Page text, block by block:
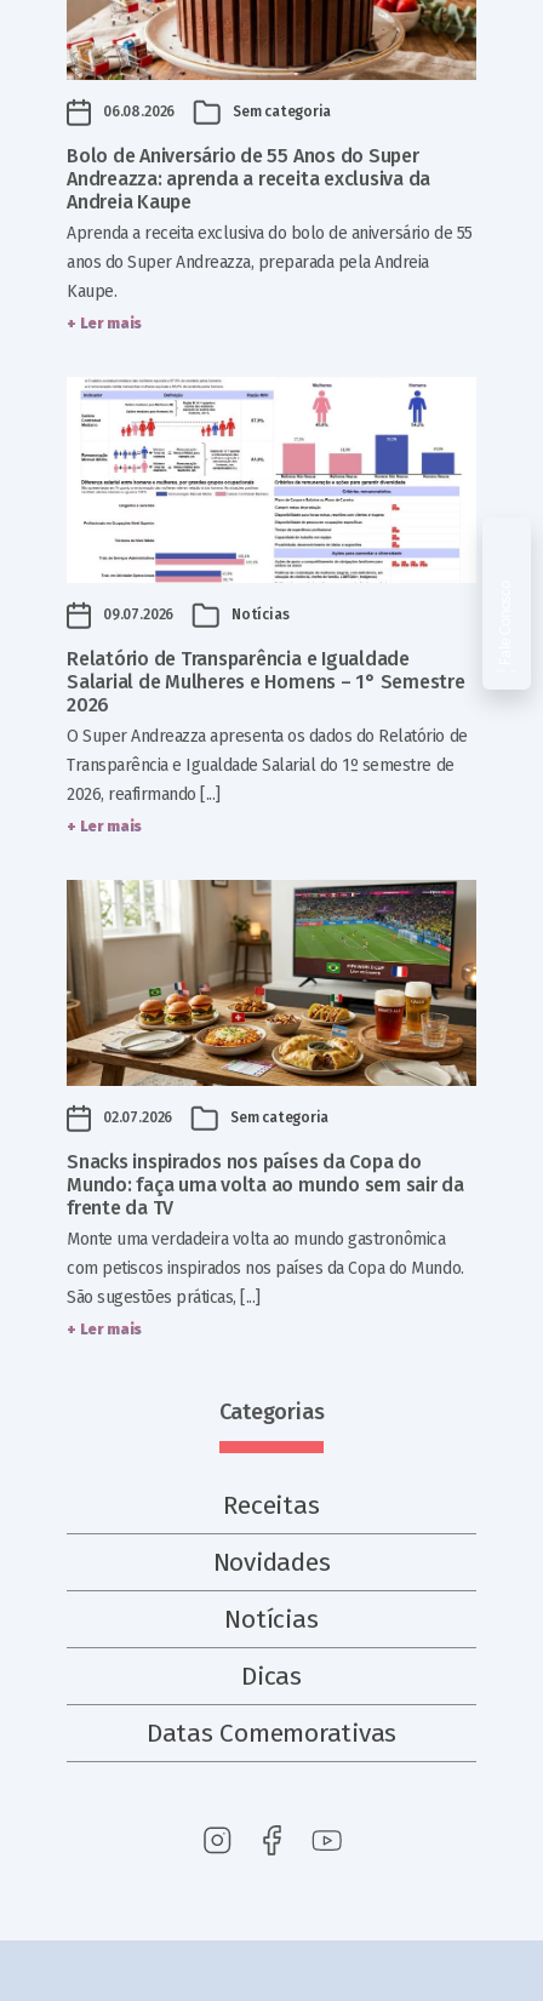
06.08.2026 Sem categoria
Bolo de Aniversário de 55 Anos do Super
Andreazza: aprenda a receita exclusiva da
Andreia Kaupe
Aprenda a receita exclusiva do bolo de aniversário de 55
anos do Super Andreazza, preparada pela Andreia
Kaupe.
+ Ler mais
09.07.2026 Notícias
Relatório de Transparência e Igualdade
Salarial de Mulheres e Homens – 1° Semestre
2026
O Super Andreazza apresenta os dados do Relatório de
Transparência e Igualdade Salarial do 1º semestre de
2026, reafirmando [...]
+ Ler mais
02.07.2026 Sem categoria
Snacks inspirados nos países da Copa do
Mundo: faça uma volta ao mundo sem sair da
frente da TV
Monte uma verdadeira volta ao mundo gastronômica
com petiscos inspirados nos países da Copa do Mundo.
São sugestões práticas, [...]
+ Ler mais
Categorias
Receitas
Novidades
Notícias
Dicas
Datas Comemorativas